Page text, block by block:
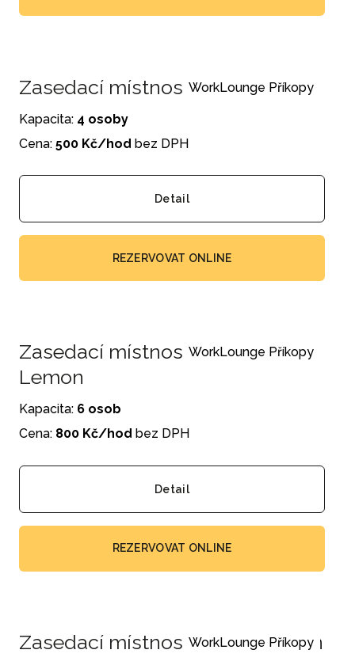
Zasedací místnost Příkopy Black
Kapacita: 4 osoby
Cena:500 Kč/hod bez DPH
WorkLounge Příkopy
Detail
REZERVOVAT ONLINE
Zasedací místnost Příkopy
Lemon
Kapacita: 6 osob
Cena: 800 Kč/hod bez DPH
WorkLounge Příkopy
Detail
REZERVOVAT ONLINE
Zasedací místnost Příkopy Green
WorkLounge Příkopy